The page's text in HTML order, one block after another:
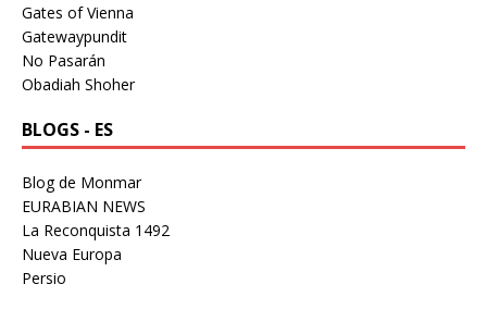
Gates of Vienna
Gatewaypundit
No Pasarán
Obadiah Shoher
BLOGS - ES
Blog de Monmar
EURABIAN NEWS
La Reconquista 1492
Nueva Europa
Persio